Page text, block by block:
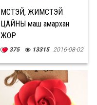
МӨСТЭЙ, ЖИМСТЭЙ
ЦАЙНЫ маш амархан
ЖОР
375 13315 2016-08-02